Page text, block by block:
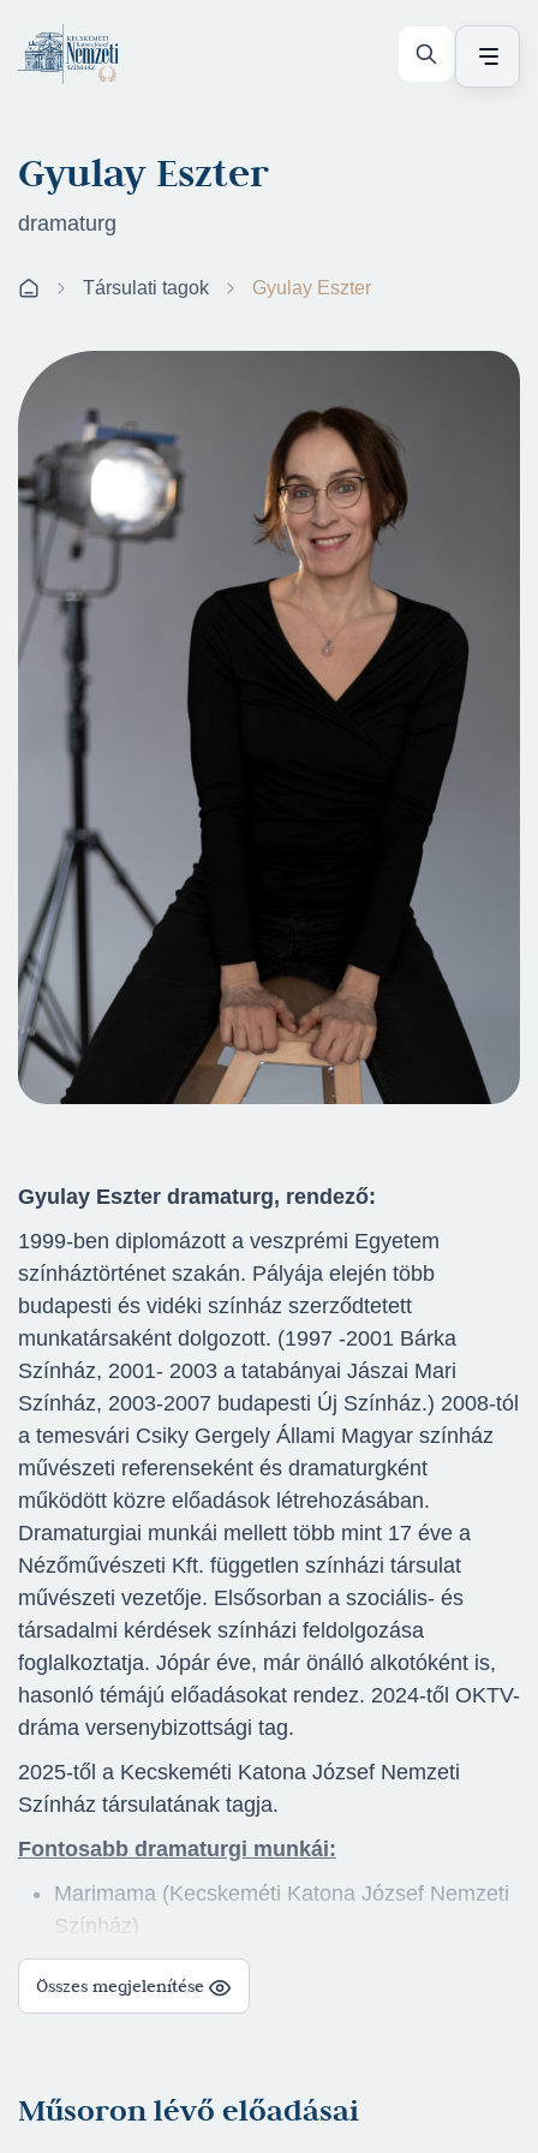
Gyulay Eszter
dramaturg
Társulati tagok Gyulay Eszter
Gyulay Eszter dramaturg, rendező:
1999-ben diplomázott a veszprémi Egyetem
színháztörténet szakán. Pályája elején több
budapesti és vidéki színház szerződtetett
munkatársaként dolgozott. (1997 -2001 Bárka
Színház, 2001- 2003 a tatabányai Jászai Mari
Színház, 2003-2007 budapesti Új Színház.) 2008-tól
a temesvári Csiky Gergely Állami Magyar színház
művészeti referenseként és dramaturgként
működött közre előadások létrehozásában.
Dramaturgiai munkái mellett több mint 17 éve a
Nézőművészeti Kft. független színházi társulat
művészeti vezetője. Elsősorban a szociális- és
társadalmi kérdések színházi feldolgozása
foglalkoztatja. Jópár éve, már önálló alkotóként is,
hasonló témájú előadásokat rendez. 2024-től OKTV-
dráma versenybizottsági tag.
2025-től a Kecskeméti Katona József Nemzeti
Színház társulatának tagja.
Fontosabb dramaturgi munkái:
Marimama (Kecskeméti Katona József Nemzeti
Színház)
Két úr szolgája (Kecskeméti Katona József
Nemzeti Színház)
Egy életem: Grecsó Krisztián (Lévai produklció)
Összes megjelenítése
Műsoron lévő előadásai